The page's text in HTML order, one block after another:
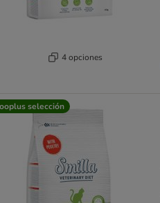
4 opciones
selección